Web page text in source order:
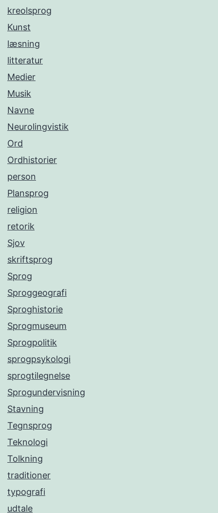
kreolsprog
Kunst
læsning
litteratur
Medier
Musik
Navne
Neurolingvistik
Ord
Ordhistorier
person
Plansprog
religion
retorik
Sjov
skriftsprog
Sprog
Sproggeografi
Sproghistorie
Sprogmuseum
Sprogpolitik
sprogpsykologi
sprogtilegnelse
Sprogundervisning
Stavning
Tegnsprog
Teknologi
Tolkning
traditioner
typografi
udtale